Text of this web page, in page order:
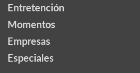
Entretención
Momentos
Empresas
Especiales